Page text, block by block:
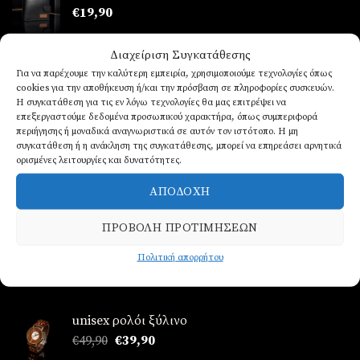
Διαχείριση Συγκατάθεσης
Για να παρέχουμε την καλύτερη εμπειρία, χρησιμοποιούμε τεχνολογίες όπως
cookies για την αποθήκευση ή/και την πρόσβαση σε πληροφορίες συσκευών.
Η συγκατάθεση για τις εν λόγω τεχνολογίες θα μας επιτρέψει να
επεξεργαστούμε δεδομένα προσωπικού χαρακτήρα, όπως συμπεριφορά
περιήγησης ή μοναδικά αναγνωριστικά σε αυτόν τον ιστότοπο. Η μη
συγκατάθεση ή η ανάκληση της συγκατάθεσης, μπορεί να επηρεάσει αρνητικά
ορισμένες λειτουργίες και δυνατότητες.
ΑΠΟΔΟΧΉ
ΠΡΟΒΟΛΉ ΠΡΟΤΙΜΉΣΕΩΝ
Πολιτική απορρήτου
€19,90
Ρολόι ανδρικό από ατσάλι
Βαθμολογήθηκε
με5.00
από 5
€39,90
Ρολόι ανδρικό από ατσάλι
€ 39,90
Ανδρικα δερμάτινα βραχιόλια
€14,90
unisex ρολόι ξύλινο
€49,90 Original
€39,90Η